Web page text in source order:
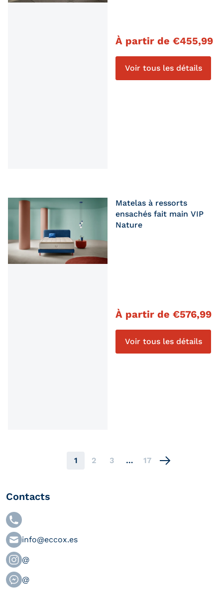
Prix régulier
À partir de €455,99
Voir tous les détails
Matelas à ressorts
ensachés fait main VIP
Nature
Prix régulier
À partir de €576,99
Voir tous les détails
1 2 3 … 17
Contacts
info@eccox.es
@
@